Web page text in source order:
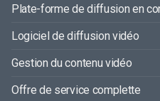
Plate-forme de diffusion en
Logiciel de diffusion vidéo
Gestion du contenu vidéo
Offre de service complette